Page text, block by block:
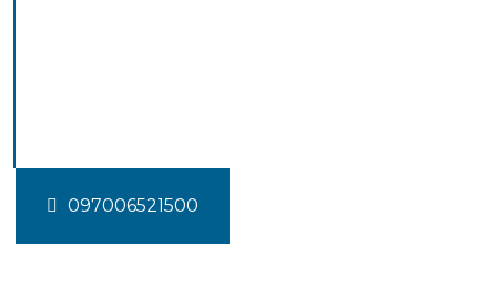
097006521500